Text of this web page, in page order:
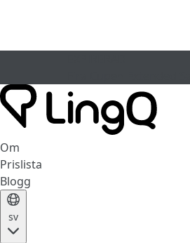
Om
Prislista
Blogg
sv